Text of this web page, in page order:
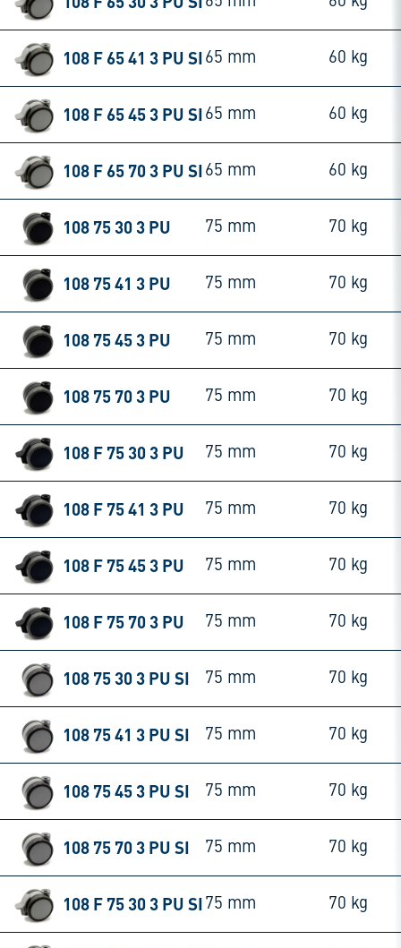
108 F 65 41 3 PU SI 65 mm 60 kg
108 F 65 45 3 PU SI 65 mm 60 kg
108 F 65 70 3 PU SI 65 mm 60 kg
108 75 30 3 PU 75 mm 70 kg
108 75 41 3 PU 75 mm 70 kg
108 75 45 3 PU 75 mm 70 kg
108 75 70 3 PU 75 mm 70 kg
108 F 75 30 3 PU 75 mm 70 kg
108 F 75 41 3 PU 75 mm 70 kg
108 F 75 45 3 PU 75 mm 70 kg
108 F 75 70 3 PU 75 mm 70 kg
108 75 30 3 PU SI 75 mm 70 kg
108 75 41 3 PU SI 75 mm 70 kg
108 75 45 3 PU SI 75 mm 70 kg
108 75 70 3 PU SI 75 mm 70 kg
108 F 75 30 3 PU SI 75 mm 70 kg